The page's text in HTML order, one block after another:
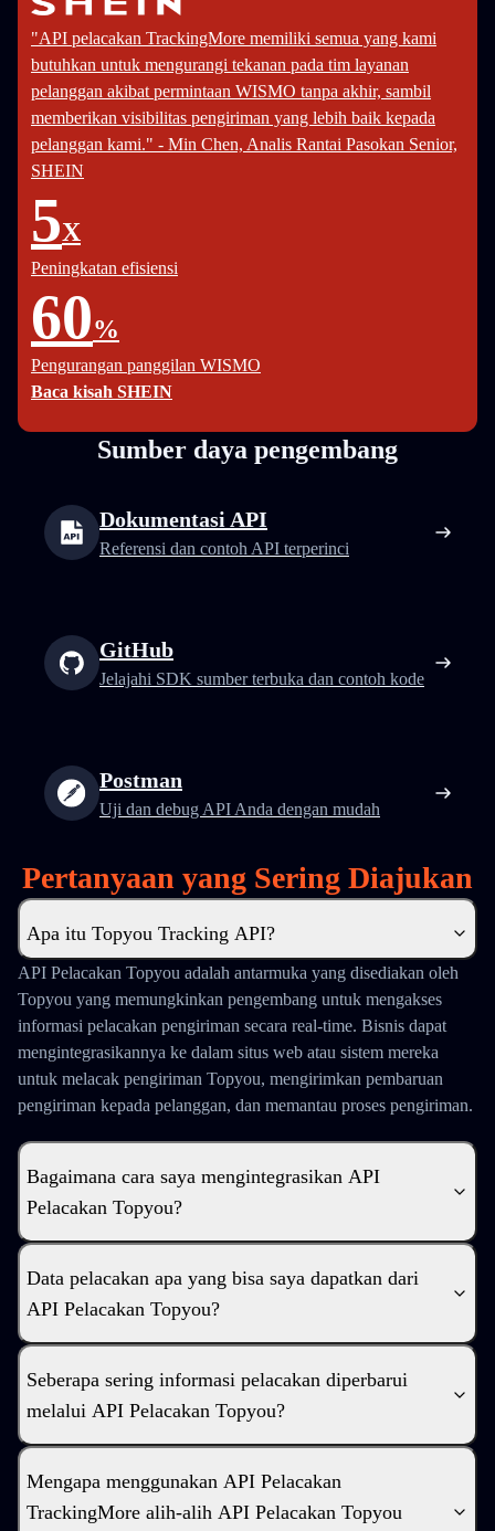
"API pelacakan TrackingMore memiliki semua yang kami
butuhkan untuk mengurangi tekanan pada tim layanan
pelanggan akibat permintaan WISMO tanpa akhir, sambil
memberikan visibilitas pengiriman yang lebih baik kepada
pelanggan kami." - Min Chen, Analis Rantai Pasokan Senior,
SHEIN
5X
Peningkatan efisiensi
60%
Pengurangan panggilan WISMO
Baca kisah SHEIN
Sumber daya pengembang
Dokumentasi API
Referensi dan contoh API terperinci
GitHub
Jelajahi SDK sumber terbuka dan contoh kode
Postman
Uji dan debug API Anda dengan mudah
Pertanyaan yang Sering Diajukan
Apa itu Topyou Tracking API?
API Pelacakan Topyou adalah antarmuka yang disediakan oleh
Topyou yang memungkinkan pengembang untuk mengakses
informasi pelacakan pengiriman secara real-time. Bisnis dapat
mengintegrasikannya ke dalam situs web atau sistem mereka
untuk melacak pengiriman Topyou, mengirimkan pembaruan
pengiriman kepada pelanggan, dan memantau proses pengiriman.
Bagaimana cara saya mengintegrasikan API
Pelacakan Topyou?
Data pelacakan apa yang bisa saya dapatkan dari
API Pelacakan Topyou?
Seberapa sering informasi pelacakan diperbarui
melalui API Pelacakan Topyou?
Mengapa menggunakan API Pelacakan
TrackingMore alih-alih API Pelacakan Topyou